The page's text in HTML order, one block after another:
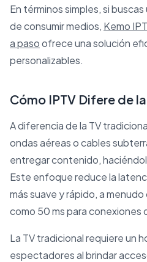
En términos simples, si
de consumir medios, Kemo
a pasoofrece una solución
personalizables.
Cómo IPTV Difere de
A diferencia de la TV
ondas aéreas o cables
entregar contenido,
Este enfoque reduce la
más suave y rápido, a
como 50 ms para conexiones
La TV tradicional requiere un
espectadores al brindar